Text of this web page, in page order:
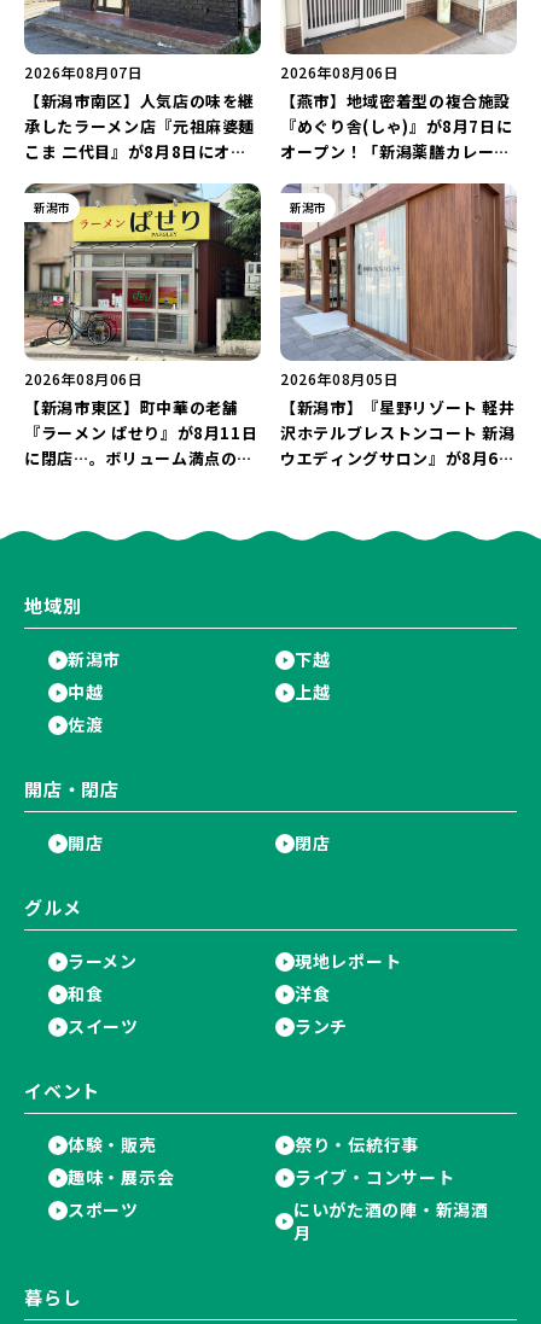
2026年08月07日
【新潟市南区】人気店の味を継
承したラーメン店『元祖麻婆麺
こま 二代目』が8月8日にオー
た「麻婆麺」を復刻♪
2026年08月06日
【燕市】地域密着型の複合施設
『めぐり舎(しゃ)』が8月7日に
オープン！「新潟薬膳カレー
メニューや漆喰アートを楽しも
う♪
新潟市
2026年08月06日
【新潟市東区】町中華の老舗
『ラーメン ぱせり』が8月11日
に閉店…。ボリューム満点の名
新潟市
2026年08月05日
【新潟市】『星野リゾート 軽井
沢ホテルブレストンコート 新潟
ウエディングサロン』が8月6日
地域別
新潟市
下越
中越
上越
佐渡
開店・閉店
開店 閉店
グルメ
ラーメン
現地レポート
和食
洋食
スイーツ
ランチ
イベント
体験・販売
祭り・伝統行事
趣味・展示会
ライブ・コンサート
スポーツ
にいがた酒の陣・新潟酒
月
暮らし